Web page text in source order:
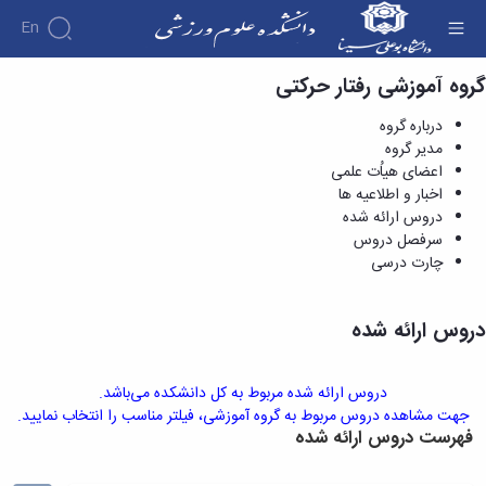
En
درباره
دانشکده
تاریخچه
ریاست
دانشکده
رؤسای
پیشین
اطلاعات
معاونت
آموزشی
آموزش
دوره
کارشناسی
فرم‌ها
و
آیین‌نامه‌ها
آیین‌نامه‌های
تحصیلات
تکمیلی
آیین‌نامه‌ها
سمینارها
پژوهش
پژوهش
فرم‌های
پژوهشی
لینک‌های
مفید
و
آزمایشگاه
آزمایشگاه
بیومکانیک
ورزشی
اساتید
اساتید
دانشکده
اساتید
آموزشی
گروه
های
گروه
علوم
مدیریت
ورزشی
گروه
دروس ارائه شده - دانشکده علوم ورزشی
گروه آموزشی رفتار حرکتی
درباره گروه
مدیر گروه
اعضای هیاُت علمی
اخبار و اطلاعیه ها
دروس ارائه شده
سرفصل دروس
چارت درسی
دروس ارائه شده
دروس ارائه شده مربوط به کل دانشکده می‌باشد.
جهت مشاهده دروس مربوط به گروه آموزشی، فیلتر مناسب را انتخاب نمایید.
فهرست دروس ارائه شده